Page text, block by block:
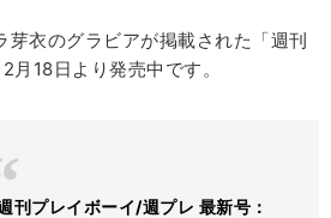
芽衣のグラビアが掲載された「週刊
18日より発売中です。
刊プレイボーイ/週プレ 最新号：